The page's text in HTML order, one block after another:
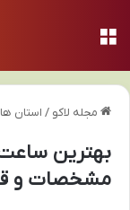
مجله لاکو / استان ها
بهترین
مشخصات و